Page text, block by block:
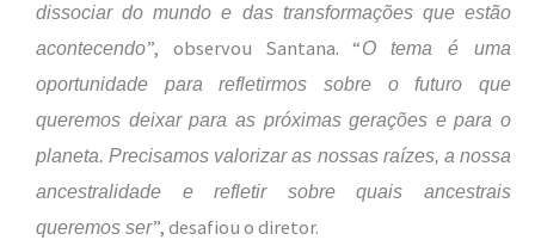
dissociar do mundo e das transformações que estão
acontecendo”, observou Santana. “O tema é uma
oportunidade para refletirmos sobre o futuro que
queremos deixar para as próximas gerações e para o
planeta. Precisamos valorizar as nossas raízes, a nossa
ancestralidade e refletir sobre quais ancestrais
queremos ser”, desafiou o diretor.